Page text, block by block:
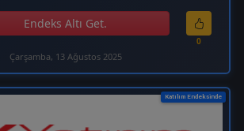
Endeks Altı Get.
0
Çarşamba, 13 Ağustos 2025
Katılım Endeksinde